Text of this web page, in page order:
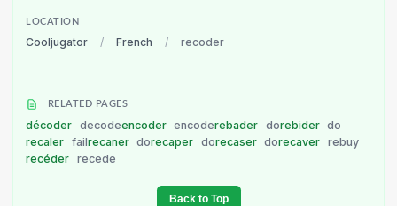
LOCATION
Cooljugator / French / recoder
RELATED PAGES
décoder decodeencoder encoderebader dorebider do
recaler failrecaner dorecaper dorecaser dorecaver rebuy
recéder recede
Back to Top